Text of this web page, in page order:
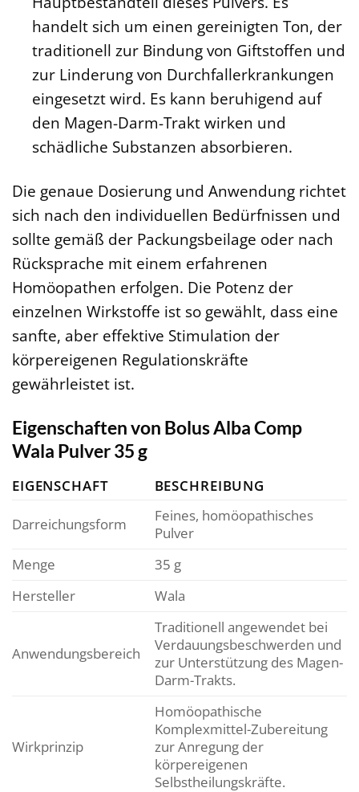
handelt sich um einen gereinigten Ton, der
traditionell zur Bindung von Giftstoffen und
zur Linderung von Durchfallerkrankungen
eingesetzt wird. Es kann beruhigend auf
den Magen-Darm-Trakt wirken und
schädliche Substanzen absorbieren.
Die genaue Dosierung und Anwendung richtet
sich nach den individuellen Bedürfnissen und
sollte gemäß der Packungsbeilage oder nach
Rücksprache mit einem erfahrenen
Homöopathen erfolgen. Die Potenz der
einzelnen Wirkstoffe ist so gewählt, dass eine
sanfte, aber effektive Stimulation der
körpereigenen Regulationskräfte
gewährleistet ist.
Eigenschaften von Bolus Alba Comp
Wala Pulver 35 g
EIGENSCHAFT BESCHREIBUNG
Darreichungsform
Feines, homöopathisches
Pulver
Menge
35 g
Hersteller
Wala
Anwendungsbereich
Traditionell angewendet bei
Verdauungsbeschwerden und
zur Unterstützung des Magen-
Darm-Trakts.
Wirkprinzip
Homöopathische
Komplexmittel-Zubereitung
zur Anregung der
körpereigenen
Selbstheilungskräfte.